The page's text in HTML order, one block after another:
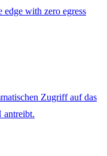
edge with zero egress
Zugriff auf das
antreibt.